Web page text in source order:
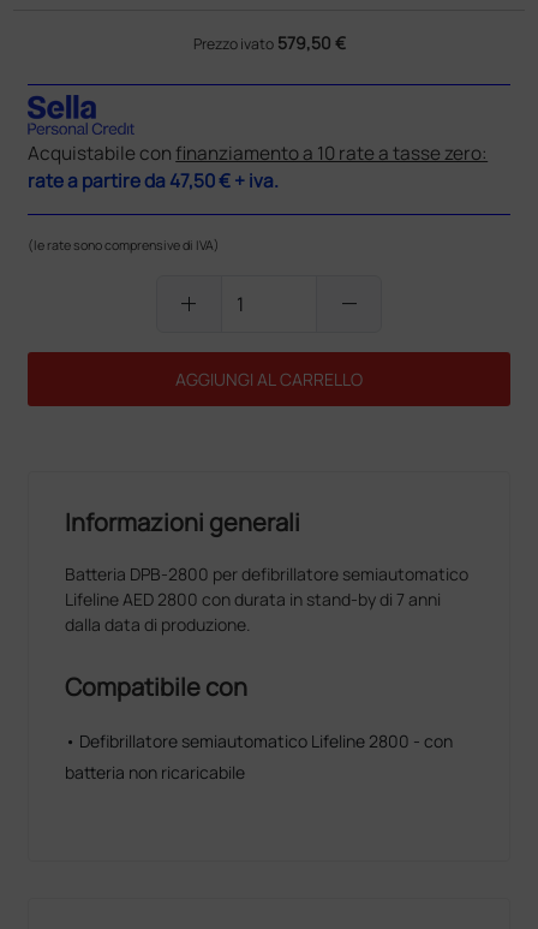
Prezzo ivato 579,50 €
Acquistabile con finanziamento a 10 rate a tasse zero:
rate a partire da47,50 €+ iva.
(le rate sono comprensive di IVA)
add remove
AGGIUNGI AL CARRELLO
Informazioni generali
Batteria DPB-2800 per defibrillatore semiautomatico
Lifeline AED 2800 con durata in stand-by di 7 anni
dalla data di produzione.
Compatibile con
• Defibrillatore semiautomatico Lifeline 2800 - con
batteria non ricaricabile